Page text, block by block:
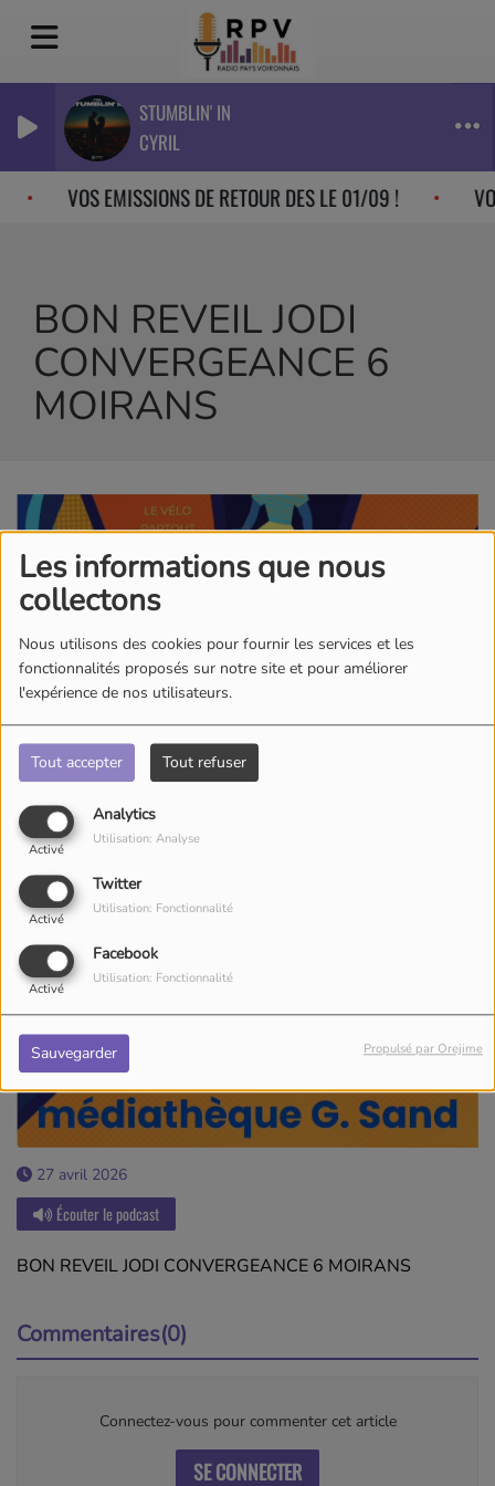
Les informations que nous
collectons
Nous utilisons des cookies pour fournir les services et les
fonctionnalités proposés sur notre site et pour améliorer
l'expérience de nos utilisateurs.
Tout accepter Tout refuser
Analytics
Activé
Utilisation: Analyse
Twitter
Activé
Utilisation: Fonctionnalité
Facebook
Activé
Utilisation: Fonctionnalité
Sauvegarder Propulsé par Orejime
STUMBLIN' IN
CYRIL
VOS EMISSIONS DE RETOUR DES LE 01/09 !
BON REVEIL JODI
CONVERGEANCE 6
MOIRANS
27 avril 2026
Écouter le podcast
BON REVEIL JODI CONVERGEANCE 6 MOIRANS
Commentaires(0)
Connectez-vous pour commenter cet article
SE CONNECTER